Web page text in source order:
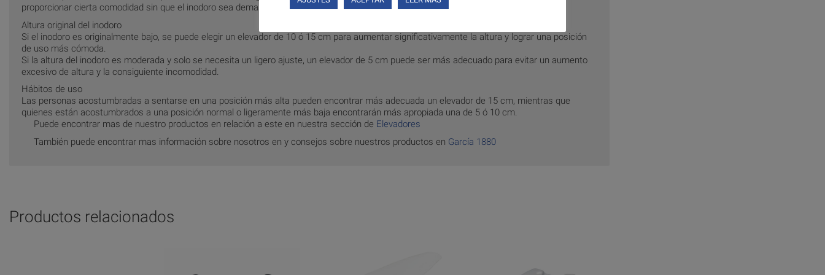
proporcionar cierta comodidad sin que el inodoro sea demasiado alto ni afecte la comodidad de uso.
Altura original del inodoro
Si el inodoro es originalmente bajo, se puede elegir un elevador de 10 ó 15 cm para aumentar significativamente la altura y lograr una posición
de uso más cómoda.
Si la altura del inodoro es moderada y solo se necesita un ligero ajuste, un elevador de 5 cm puede ser más adecuado para evitar un aumento
excesivo de altura y la consiguiente incomodidad.
Hábitos de uso
Las personas acostumbradas a sentarse en una posición más alta pueden encontrar más adecuada un elevador de 15 cm, mientras que
quienes están acostumbrados a una posición normal o ligeramente más baja encontrarán más apropiada una de 5 ó 10 cm.
Puede encontrar mas de nuestro productos en relación a este en nuestra sección de Elevadores
También puede encontrar mas información sobre nosotros en y consejos sobre nuestros productos en García 1880
Productos relacionados